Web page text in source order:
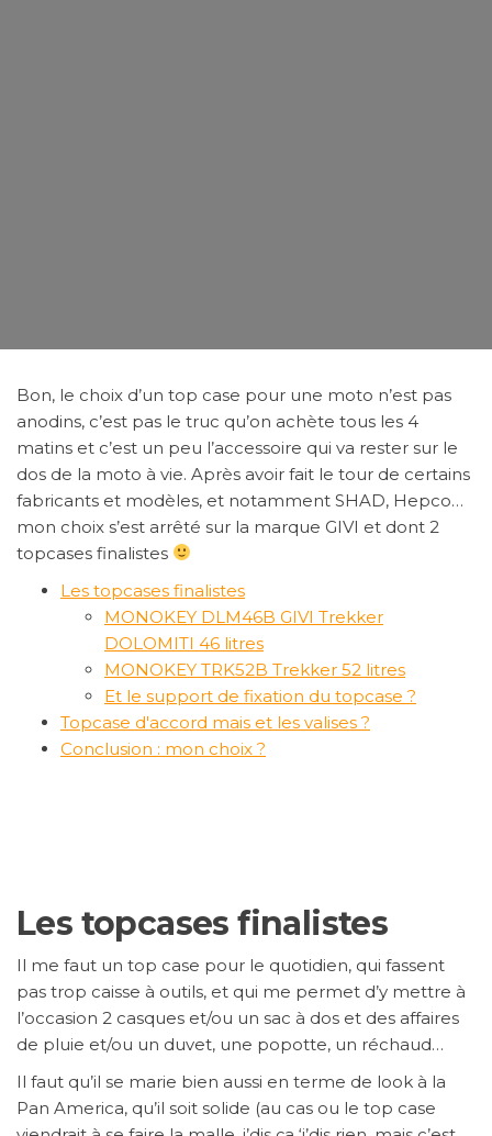
Bon, le choix d’un top case pour une moto n’est pas
anodins, c’est pas le truc qu’on achète tous les 4
matins et c’est un peu l’accessoire qui va rester sur le
dos de la moto à vie. Après avoir fait le tour de certains
fabricants et modèles, et notamment SHAD, Hepco…
mon choix s’est arrêté sur la marque GIVI et dont 2
topcases finalistes
Les topcases finalistes
MONOKEY DLM46B GIVI Trekker
DOLOMITI 46 litres
MONOKEY TRK52B Trekker 52 litres
Et le support de fixation du topcase ?
Topcase d'accord mais et les valises ?
Conclusion : mon choix ?
Les topcases finalistes
Il me faut un top case pour le quotidien, qui fassent
pas trop caisse à outils, et qui me permet d’y mettre à
l’occasion 2 casques et/ou un sac à dos et des affaires
de pluie et/ou un duvet, une popotte, un réchaud…
Il faut qu’il se marie bien aussi en terme de look à la
Pan America, qu’il soit solide (au cas ou le top case